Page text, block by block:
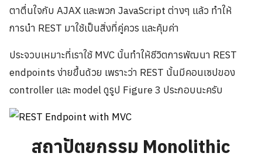
ตาตื่นใจกับ AJAX และพวก JavaScript ต่างๆ แล้ว ทำให้
การนำ REST มาใช้เป็นสิ่งที่คู่ควร และคุ้มค่า
ประจวบเหมาะที่เราใช้ MVC นั้นทำให้ชีวิตการพัฒนา REST
endpoints ง่ายขึ้นด้วย เพราะว่า REST นั้นมีคอนเซปของ
controller และ model ดูรูป Figure 3 ประกอบนะครับ
สถาปัตยกรรม Monolithic